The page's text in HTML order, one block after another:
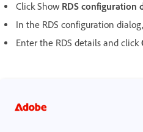
Click Show RDS configuration
In the RDS configuration
Enter the RDS details and click